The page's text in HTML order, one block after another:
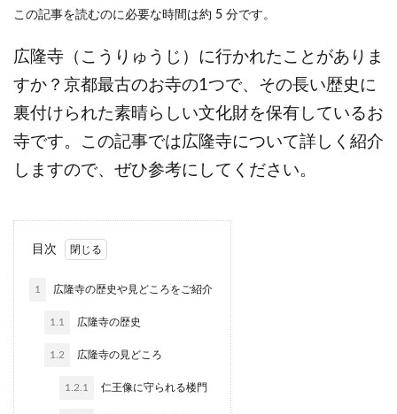
この記事を読むのに必要な時間は約 5 分です。
広隆寺（こうりゅうじ）に行かれたことがありま
すか？京都最古のお寺の1つで、その長い歴史に
裏付けられた素晴らしい文化財を保有しているお
寺です。この記事では広隆寺について詳しく紹介
しますので、ぜひ参考にしてください。
目次
1 広隆寺の歴史や見どころをご紹介
1.1 広隆寺の歴史
1.2 広隆寺の見どころ
1.2.1 仁王像に守られる楼門